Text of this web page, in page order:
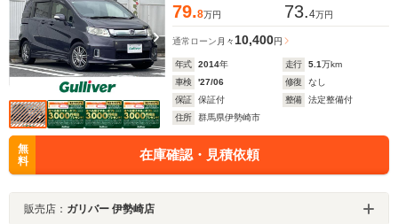
79.8万円 73.4万円
通常ローン 月々 10,400円
年式 2014年 走行 5.1万km
車検
'27/06 修復
なし
保証
保証付 整備
法定整備付
住所
群馬県伊勢崎市
無
料
在庫確認・見積依頼
販売店： ガリバー 伊勢崎店